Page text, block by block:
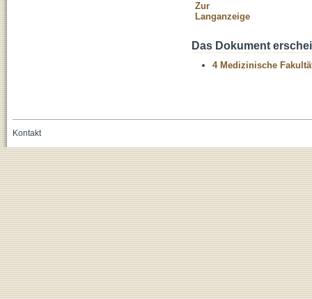
Zur
Langanzeige
Das Dokument
4 Medizinische
Kontakt